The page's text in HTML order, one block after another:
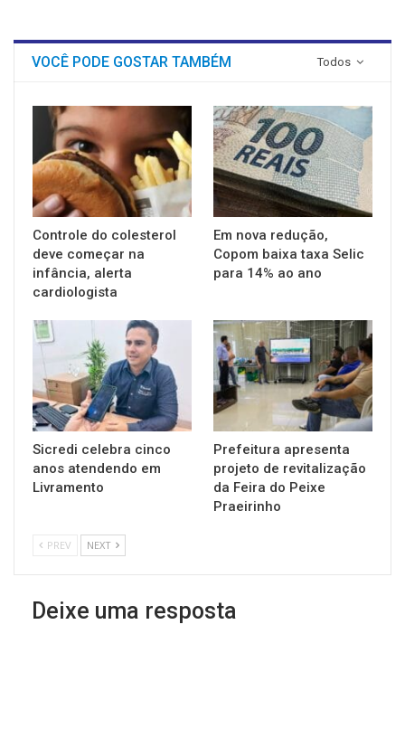
Todos
VOCÊ PODE GOSTAR TAMBÉM
Controle do colesterol
deve começar na
infância, alerta
cardiologista
Em nova redução,
Copom baixa taxa Selic
para 14% ao ano
Sicredi celebra cinco
anos atendendo em
Livramento
Prefeitura apresenta
projeto de revitalização
da Feira do Peixe
Praeirinho
PREV NEXT
Deixe uma resposta